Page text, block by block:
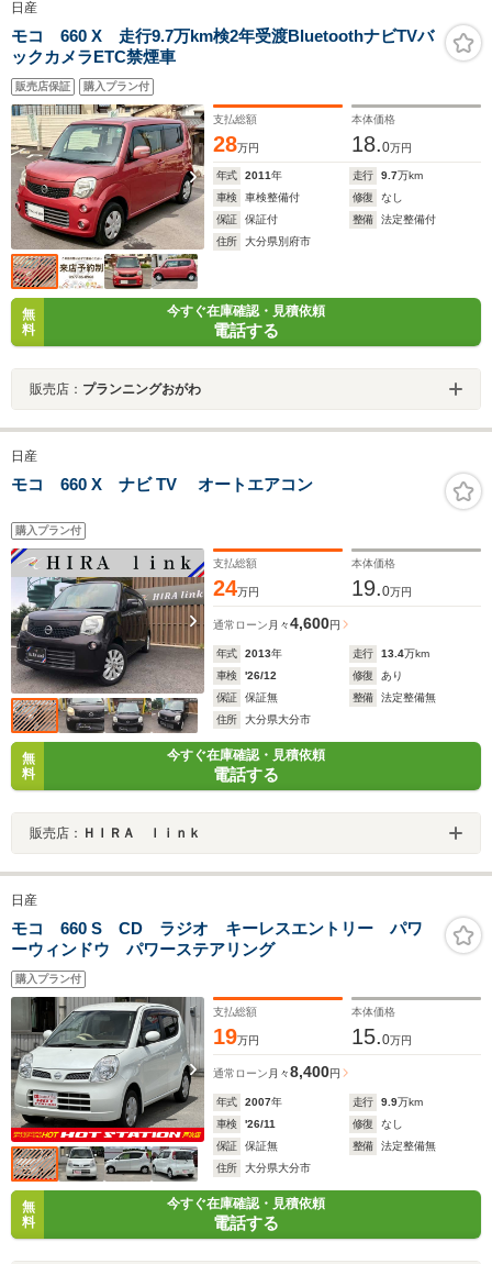
日産
モコ 660 X 走行9.7万km検2年受渡BluetoothナビTVバ
ックカメラETC禁煙車
販売店保証 購入プラン付
支払総額
28万円
本体価格
18.0万円
年式 2011年 走行 9.7万km
車検
車検整備付 修復
なし
保証
保証付 整備
法定整備付
住所
大分県別府市
無
料
今すぐ在庫確認・見積依頼
電話する
販売店： プランニングおがわ
日産
モコ 660 X ナビ TV オートエアコン
購入プラン付
支払総額
24万円
本体価格
19.0万円
通常ローン 月々4,600円
年式 2013年 走行 13.4万km
車検
'26/12 修復
あり
保証
保証無 整備
法定整備無
住所
大分県大分市
無
料
今すぐ在庫確認・見積依頼
電話する
販売店： ＨＩＲＡ ｌｉｎｋ
日産
モコ 660 S CD ラジオ キーレスエントリー パワ
ーウィンドウ パワーステアリング
購入プラン付
支払総額
19万円
本体価格
15.0万円
通常ローン 月々8,400円
年式 2007年 走行 9.9万km
車検
'26/11 修復
なし
保証
保証無 整備
法定整備無
住所
大分県大分市
無
料
今すぐ在庫確認・見積依頼
電話する